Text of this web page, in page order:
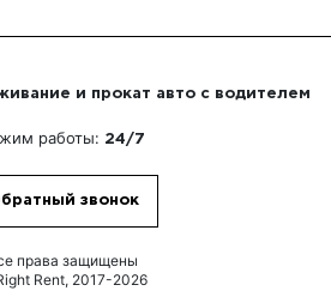
и прокат авто с водителем
работы: 24/7
звонок
права защищены
Rent, 2017-2026